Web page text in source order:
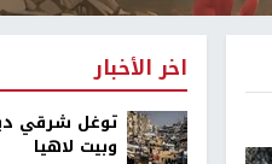
اخر الأخبار
توغل شرقي
وبيت لاهيا